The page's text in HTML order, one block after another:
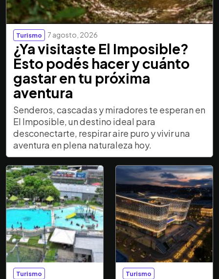
Turismo 7 agosto, 2026
¿Ya visitaste El Imposible?
Esto podés hacer y cuánto
gastar en tu próxima
aventura
Senderos, cascadas y miradores te esperan en
El Imposible, un destino ideal para
desconectarte, respirar aire puro y vivir una
aventura en plena naturaleza hoy.
Turismo Turismo